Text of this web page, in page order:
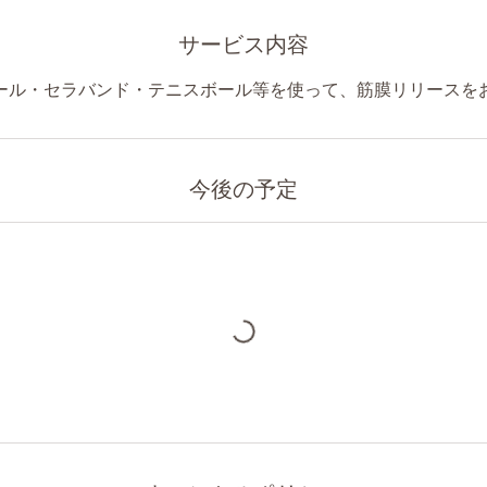
サービス内容
ル・セラバンド・テニスボール等を使って、筋膜リリースを
今後の予定